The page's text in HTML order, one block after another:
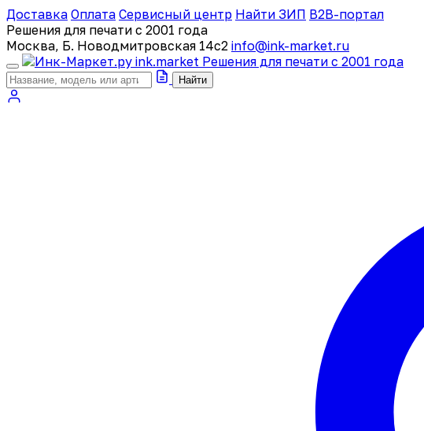
Доставка Оплата Сервисный центр Найти ЗИП B2B-портал
Решения для печати с 2001 года
Москва, Б. Новодмитровская 14с2 info@ink-market.ru
ink.market Решения для печати с 2001 года
Найти